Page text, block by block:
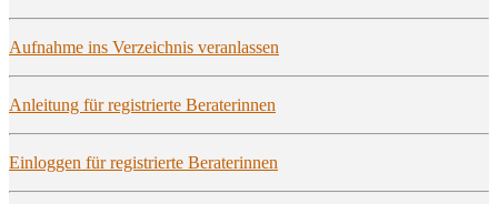
Auf­nah­me ins Ver­zeich­nis veranlassen
Anlei­tung für regis­trier­te Beraterinnen
Ein­log­gen für regis­trier­te Beraterinnen